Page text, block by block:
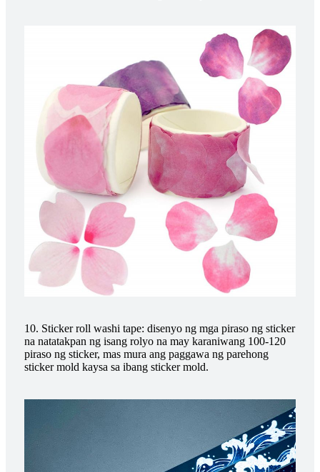
10. Sticker roll washi tape: disenyo ng mga piraso ng sticker
na natatakpan ng isang rolyo na may karaniwang 100-120
piraso ng sticker, mas mura ang paggawa ng parehong
sticker mold kaysa sa ibang sticker mold.